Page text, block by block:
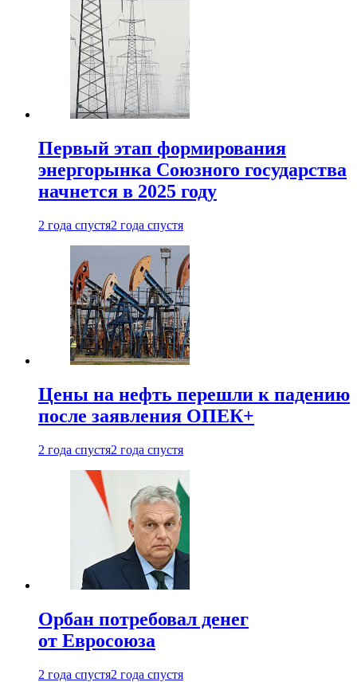
Первый этап формирования
энергорынка Союзного государства
начнется в 2025 году
2 года спустя2 года спустя
Цены на нефть перешли к падению
после заявления ОПЕК+
2 года спустя2 года спустя
Орбан потребовал денег
от Евросоюза
2 года спустя2 года спустя